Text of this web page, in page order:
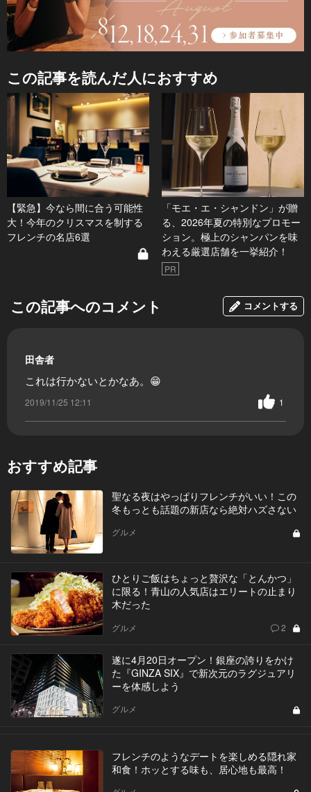
この記事を読んだ人におすすめ
【緊急】今なら間に合う可能性
大！今年のクリスマスを制する
フレンチの名店6選
「モエ・エ・シャンドン」が贈
る、2026年夏の特別なプロモー
ション。極上のシャンパンを味
わえる厳選店舗を一挙紹介！
PR
この記事へのコメント コメントする
田舎者
これは行かないとかなあ。😁
2019/11/25 12:11 1
おすすめ記事
聖なる夜はやっぱりフレンチがいい！この
冬もっとも話題の新店なら絶対ハズさない
グルメ
ひとりご飯はちょっと贅沢な「とんかつ」
に限る！青山の人気店はエリートの止まり
木だった
グルメ 2
遂に4月20日オープン！銀座の誇りをかけ
た『GINZA SIX』で新次元のラグジュアリ
ーを体感しよう
グルメ
フレンチのようなデートを楽しめる隠れ家
和食！ホッとする味も、居心地も最高！